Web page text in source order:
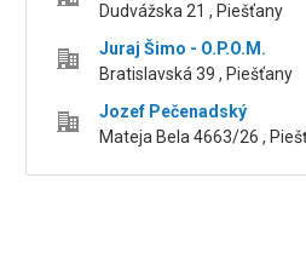
Dudvážska 21 , Piešťany
Juraj Šimo - O.P.O.M.
Bratislavská 39 , Piešťany
Jozef Pečenadský
Mateja Bela 4663/26 ,